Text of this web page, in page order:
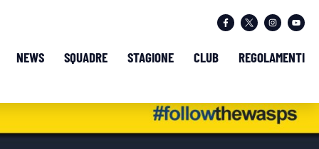
NEWS SQUADRE STAGIONE CLUB REGOLAMENTI